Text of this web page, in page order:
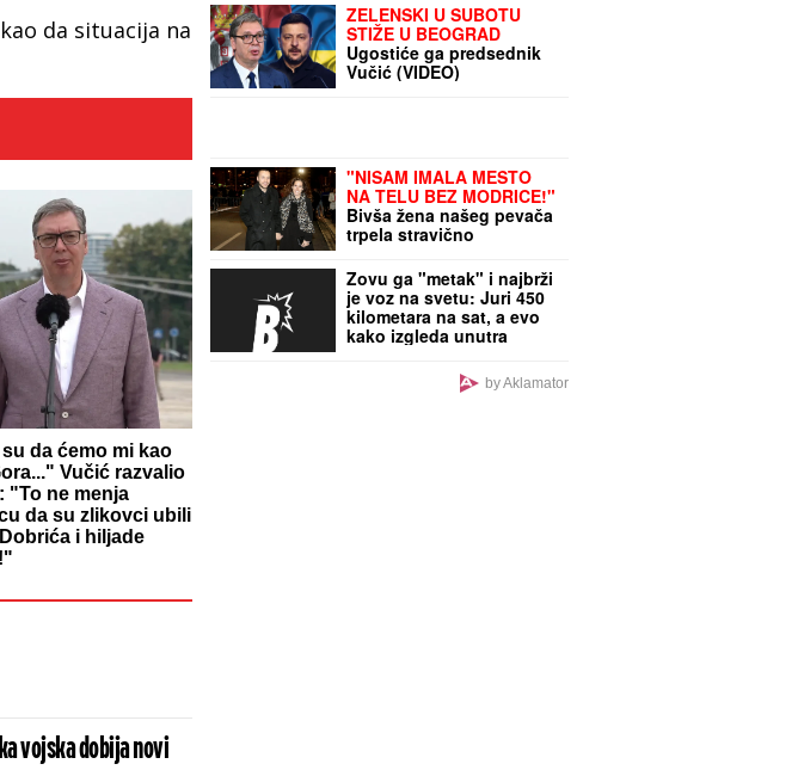
da situacija na
da ćemo mi kao
Vučić razvalio
"To ne menja
da su zlikovci ubili
i hiljade
vojska dobija novi
ZELENSKI U SUBOTU
STIŽE U BEOGRAD
Ugostiće ga predsednik
Vučić (VIDEO)
"NISAM IMALA MESTO
NA TELU BEZ MODRICE!"
Bivša žena našeg pevača
trpela stravično
zlostavljanje, ovi detalji
ježe do kostiju!
Zovu ga "metak" i najbrži
je voz na svetu: Juri 450
kilometara na sat, a evo
kako izgleda unutra
by Aklamator